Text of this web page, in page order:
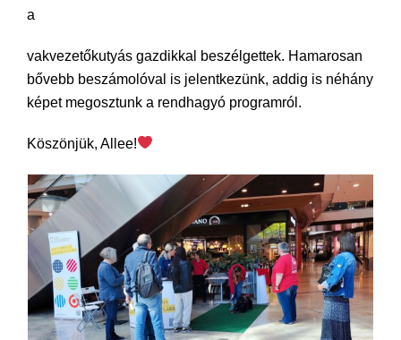
a
vakvezetőkutyás gazdikkal beszélgettek. Hamarosan
bővebb beszámolóval is jelentkezünk, addig is néhány
képet megosztunk a rendhagyó programról.
Köszönjük, Allee!